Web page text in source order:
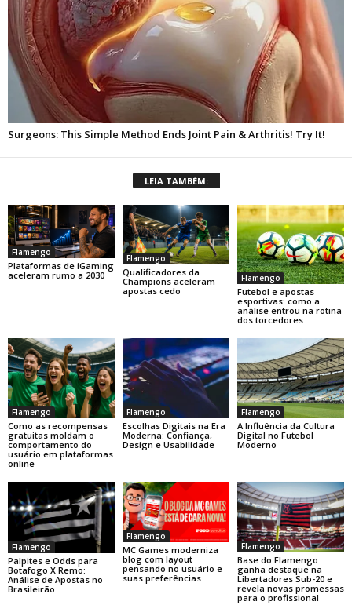
LEIA TAMBÉM:
Flamengo
Plataformas de iGaming
aceleram rumo a 2030
Flamengo
Qualificadores da
Champions aceleram
apostas cedo
Flamengo
Futebol e apostas
esportivas: como a
análise entrou na rotina
dos torcedores
Flamengo
Como as recompensas
gratuitas moldam o
comportamento do
usuário em plataformas
online
Flamengo
Escolhas Digitais na Era
Moderna: Confiança,
Design e Usabilidade
Flamengo
A Influência da Cultura
Digital no Futebol
Moderno
Flamengo
Palpites e Odds para
Botafogo X Remo:
Análise de Apostas no
Brasileirão
Flamengo
MC Games moderniza
blog com layout
pensando no usuário e
suas preferências
Flamengo
Base do Flamengo
ganha destaque na
Libertadores Sub-20 e
revela novas promessas
para o profissional